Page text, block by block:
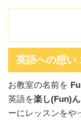
英語への想い
お教室の名前を
英語を楽し(Fun)
ーにレッスンをや